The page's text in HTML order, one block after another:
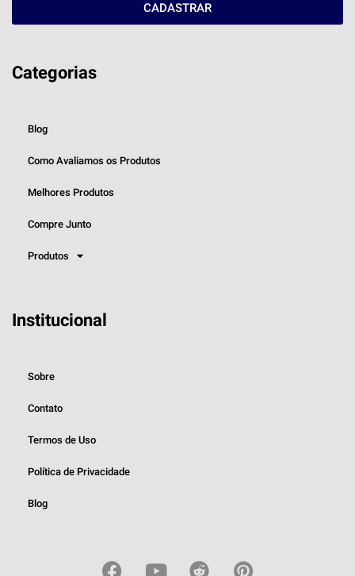
CADASTRAR
Categorias
Blog
Como Avaliamos os Produtos
Melhores Produtos
Compre Junto
Produtos
Institucional
Sobre
Contato
Termos de Uso
Política de Privacidade
Blog